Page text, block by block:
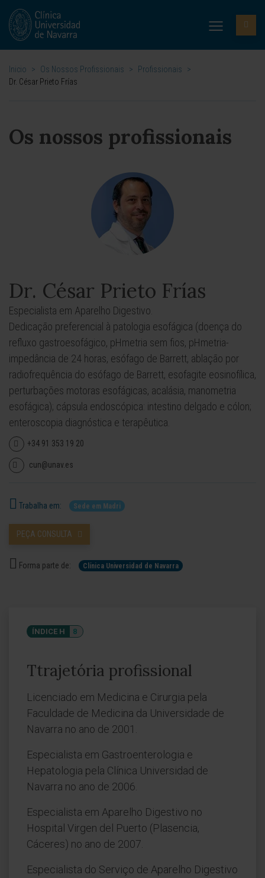
Inicio > Os Nossos Profissionais > Profissionais
>
Dr. César Prieto Frías
Os nossos profissionais
Dr. César Prieto Frías
Especialista em Aparelho Digestivo.
Dedicação preferencial à patologia esofágica (doença do
refluxo gastroesofágico, pHmetria sem fios, pHmetria-
impedância de 24 horas, esófago de Barrett, ablação por
radiofrequência do esófago de Barrett, esofagite eosinofílica,
perturbações motoras esofágicas, acalásia, manometria
esofágica); cápsula endoscópica: intestino delgado e cólon;
enteroscopia diagnóstica e terapêutica.
+34 91 353 19 20
cun@unav.es
Trabalha em: Sede em Madri
PEÇA CONSULTA
Forma parte de: Clínica Universidad de Navarra
ÍNDICE H 8
Ttrajetória profissional
Licenciado em Medicina e Cirurgia pela
Faculdade de Medicina da Universidade de
Navarra no ano de 2001.
Especialista em Gastroenterologia e
Hepatologia pela Clínica Universidad de
Navarra no ano de 2006.
Especialista em Aparelho Digestivo no
Hospital Virgen del Puerto (Plasencia,
Cáceres) no ano de 2007.
Especialista do Serviço de Aparelho Digestivo